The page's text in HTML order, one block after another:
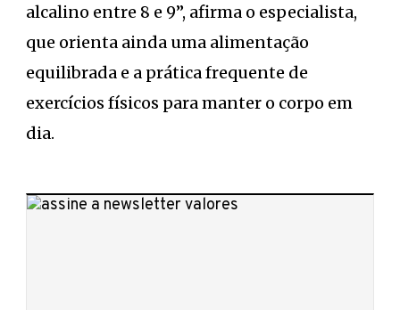
alcalino entre 8 e 9”, afirma o especialista,
que orienta ainda uma alimentação
equilibrada e a prática frequente de
exercícios físicos para manter o corpo em
dia.